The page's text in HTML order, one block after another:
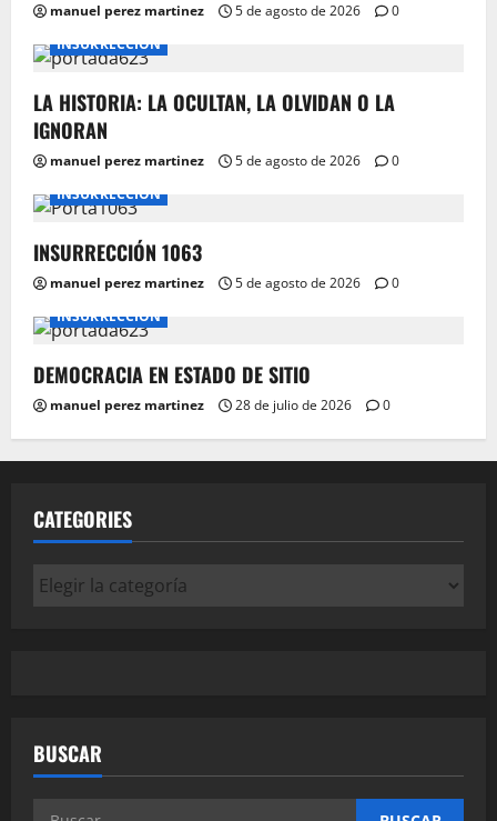
manuel perez martinez 5 de agosto de 2026
0
INSURRECCIÓN
LA HISTORIA: LA OCULTAN, LA OLVIDAN O LA
IGNORAN
manuel perez martinez 5 de agosto de 2026
0
INSURRECCIÓN
INSURRECCIÓN 1063
manuel perez martinez 5 de agosto de 2026
0
INSURRECCIÓN
DEMOCRACIA EN ESTADO DE SITIO
manuel perez martinez 28 de julio de 2026 0
CATEGORIES
Categories
BUSCAR
Buscar: